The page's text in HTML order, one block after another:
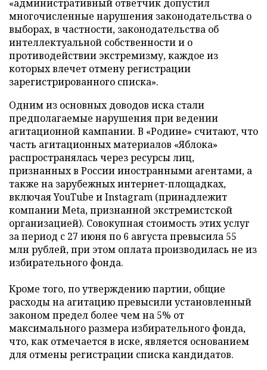
«административный ответчик допустил
многочисленные нарушения законодательства о
выборах, в частности, законодательства об
интеллектуальной собственности и о
противодействии экстремизму, каждое из
которых влечет отмену регистрации
зарегистрированного списка».
Одним из основных доводов иска стали
предполагаемые нарушения при ведении
агитационной кампании. В «Родине» считают, что
часть агитационных материалов «Яблока»
распространялась через ресурсы лиц,
признанных в России иностранными агентами, а
также на зарубежных интернет-площадках,
включая YouTube и Instagram (принадлежит
компании Meta, признанной экстремистской
организацией). Совокупная стоимость этих услуг
за период с 27 июня по 6 августа превысила 55
млн рублей, при этом оплата производилась не из
избирательного фонда.
Кроме того, по утверждению партии, общие
расходы на агитацию превысили установленный
законом предел более чем на 5% от
максимального размера избирательного фонда,
что, как отмечается в иске, является основанием
для отмены регистрации списка кандидатов.